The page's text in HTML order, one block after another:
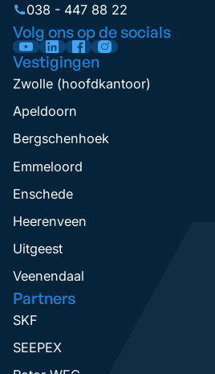
038 - 447 88 22
Volg ons op de socials
Vestigingen
Zwolle (hoofdkantoor)
Apeldoorn
Bergschenhoek
Emmeloord
Enschede
Heerenveen
Uitgeest
Veenendaal
Partners
SKF
SEEPEX